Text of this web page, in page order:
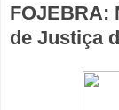
FOJEBRA:
de Justiça